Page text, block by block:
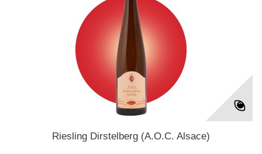
Riesling Dirstelberg (A.O.C. Alsace)